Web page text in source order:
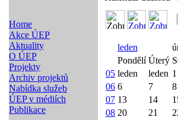
Home
Akce ÚEP
Aktuality
O ÚEP
Projekty
Archiv projektů
Nabídka služeb
ÚEP v médiích
Publikace
leden
Pondělí Úterý
05 leden leden 1
06 6 7 8
07 13 14
08 20 21